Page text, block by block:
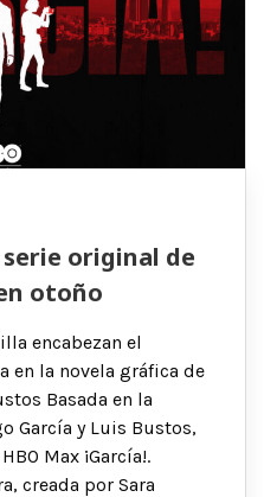
serie original de
otoño
encabezan el
en la novela gráfica de
Basada en la
García y Luis Bustos,
Max ¡García!.
creada por Sara